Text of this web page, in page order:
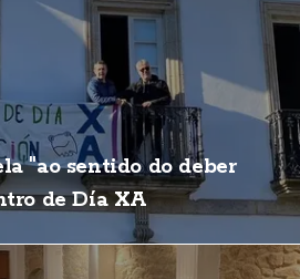
"ao sentido do deber
de Día XA